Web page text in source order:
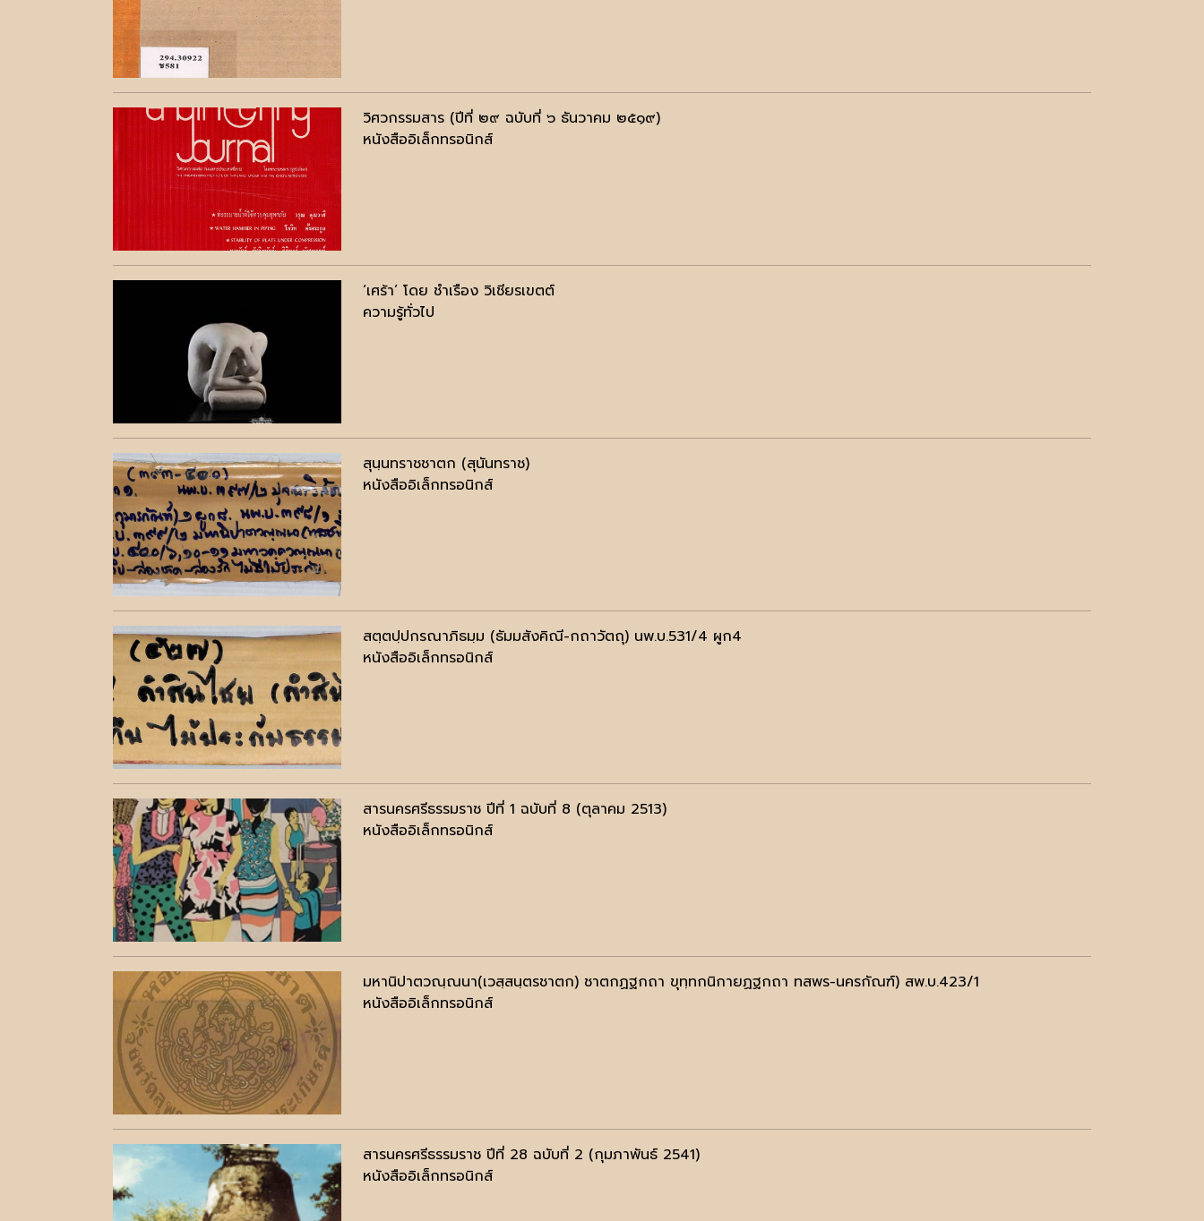
วิศวกรรมสาร (ปีที่ ๒๙ ฉบับที่ ๖ ธันวาคม ๒๕๑๙)
หนังสืออิเล็กทรอนิกส์
‘เศร้า’ โดย ชำเรือง วิเชียรเขตต์
ความรู้ทั่วไป
สุนฺนทราชชาตก (สุนันทราช)
หนังสืออิเล็กทรอนิกส์
สตฺตปฺปกรณาภิธมฺม (ธัมมสังคิณี-กถาวัตถุ) นพ.บ.531/4 ผูก4
หนังสืออิเล็กทรอนิกส์
สารนครศรีธรรมราช ปีที่ 1 ฉบับที่ 8 (ตุลาคม 2513)
หนังสืออิเล็กทรอนิกส์
มหานิปาตวณฺณนา(เวสฺสนฺตรชาตก) ชาตกฏฐกถา ขุทฺทกนิกายฏฐกถา ทสพร-นครกัณฑ์) สพ.บ.423/1
หนังสืออิเล็กทรอนิกส์
สารนครศรีธรรมราช ปีที่ 28 ฉบับที่ 2 (กุมภาพันธ์ 2541)
หนังสืออิเล็กทรอนิกส์